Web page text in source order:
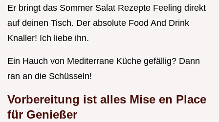
Er bringt das Sommer Salat Rezepte Feeling direkt
auf deinen Tisch. Der absolute Food And Drink
Knaller! Ich liebe ihn.
Ein Hauch von Mediterrane Küche gefällig? Dann
ran an die Schüsseln!
Vorbereitung ist alles Mise en Place
für Genießer